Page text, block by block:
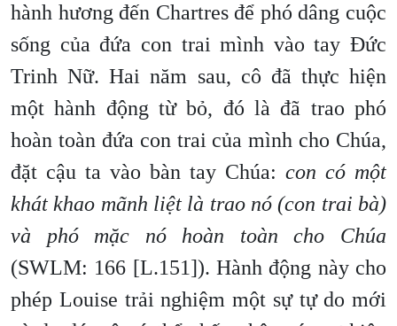
hành hương đến Chartres để phó dâng cuộc
sống của đứa con trai mình vào tay Đức
Trinh Nữ. Hai năm sau, cô đã thực hiện
một hành động từ bỏ, đó là đã trao phó
hoàn toàn đứa con trai của mình cho Chúa,
đặt cậu ta vào bàn tay Chúa: con có một
khát khao mãnh liệt là trao nó (con trai bà)
và phó mặc nó hoàn toàn cho Chúa
(SWLM: 166 [L.151]). Hành động này cho
phép Louise trải nghiệm một sự tự do mới